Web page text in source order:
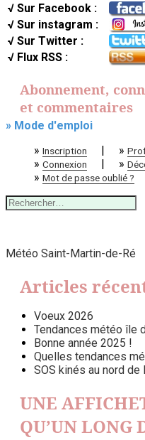
√ Sur Facebook :
√ Sur instagram :
√ Sur Twitter :
√ Flux RSS :
Abonnement,
et commentaires
» Mode d'emploi
» Inscription | »
» Connexion | »
» Mot de passe oublié ?
Rechercher :
Météo Saint-Martin-de-Ré
Articles
Voeux 2026
Tendances météo île
Bonne année 2025 !
Quelles tendances
SOS kinés au nord de
UNE
QU’UN LONG